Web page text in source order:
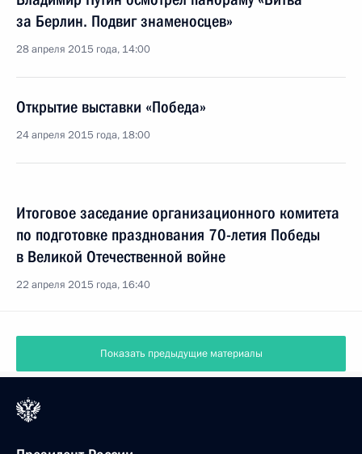
за Берлин. Подвиг знаменосцев»
28 апреля 2015 года, 14:00
Открытие выставки «Победа»
24 апреля 2015 года, 18:00
Итоговое заседание организационного комитета
по подготовке празднования 70-летия Победы
в Великой Отечественной войне
22 апреля 2015 года, 16:40
Показать предыдущие материалы